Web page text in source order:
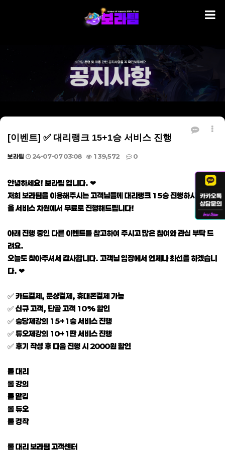
[이벤트] ✅ 대리랭크 15+1승 서비스 진행
보라팀 24-07-07 03:08 139,572 0
본문
안녕하세요! 보라팀 입니다. ❤
저희 보라팀을 이용해주시는 고객님들께 대리랭크 15승 진행하시면 1승
을 서비스 차원에서 무료로 진행해드립니다!
아래 진행 중인 다른 이벤트를 참고하여 주시고 많은 참여와 관심 부탁 드
려요.
오늘도 찾아주셔서 감사합니다. 고객님 입장에서 언제나 최선을 하겠습니
다. ❤
✅ 카드결제, 문상결제, 휴대폰결제 가능
✅ 신규 고객, 단골 고객 10% 할인
✅ 승당제강의 15+1승 서비스 진행
✅ 듀오제강의 10+1판 서비스 진행
✅ 후기 작성 후 다음 진행 시 2000원 할인
롤 대리
롤 강의
롤 맡김
롤 듀오
롤 경작
롤 대리 보라팀 고객센터